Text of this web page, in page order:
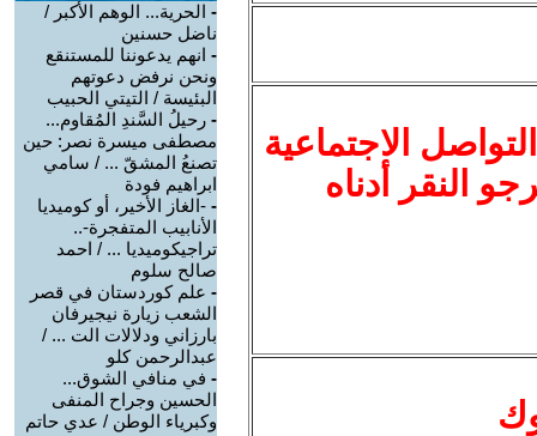
الاجتماعية
النقر أدناه
- الحرية... الوهم الأكبر /
ناضل حسنين
- انهم يدعوننا للمستنقع
ونحن نرفض دعوتهم
البئيسة / التيتي الحبيب
- رحيلُ السَّندِ المُقاوم...
مصطفى ميسرة نصر: حين
تصنعُ المشقّ ... / سامي
ابراهيم فودة
- -الغاز الأخير، أو كوميديا
الأنابيب المتفجرة-..
تراجيكوميديا ... / احمد
صالح سلوم
- علم كوردستان في قصر
الشعب زيارة نيجيرفان
بارزاني ودلالات الت ... /
عبدالرحمن كلو
- في منافي الشوق...
الحسين وجراح المنفى
وكبرياء الوطن / عدي حاتم